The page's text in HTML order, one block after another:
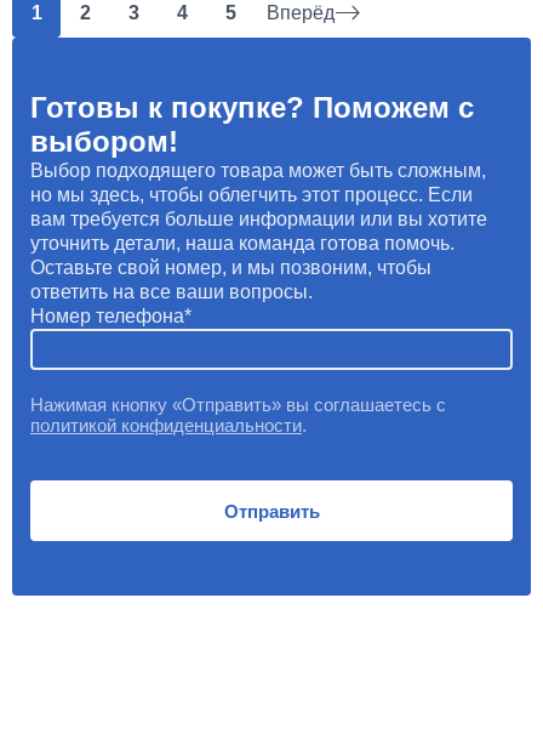
1 2 3 4 5 Вперёд
Готовы к покупке? Поможем с
выбором!
Выбор подходящего товара может быть сложным,
но мы здесь, чтобы облегчить этот процесс. Если
вам требуется больше информации или вы хотите
уточнить детали, наша команда готова помочь.
Оставьте свой номер, и мы позвоним, чтобы
ответить на все ваши вопросы.
Номер телефона
Нажимая кнопку «Отправить» вы соглашаетесь с
политикой конфиденциальности.
Отправить